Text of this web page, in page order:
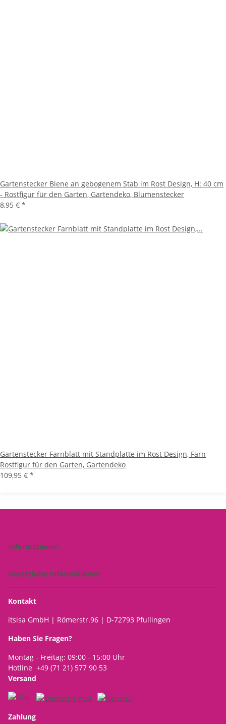
Gartenstecker Biene an gebogenem Stab im Rost Design, H: 40 cm
- Rostfigur für den Garten, Gartendeko, Blumenstecker
8,95 € *
Gartenstecker Farnblatt mit Standplatte im Rost Design, Farn
Rostfigur für den Garten, Gartendeko
109,95 € *
Informationen
Gesetzliche Informationen
Kontakt
itsisa GmbH | Römerstr.96 | D-72793 Pfullingen
Haben Sie Fragen?
Montag - Freitag: 09:00 - 15:00 Uhr
Hotline +49 (71 21) 577 90 53
Versand
Zahlung